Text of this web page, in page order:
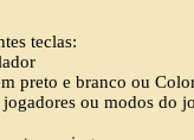
teclas:
preto e branco ou
ou modos do